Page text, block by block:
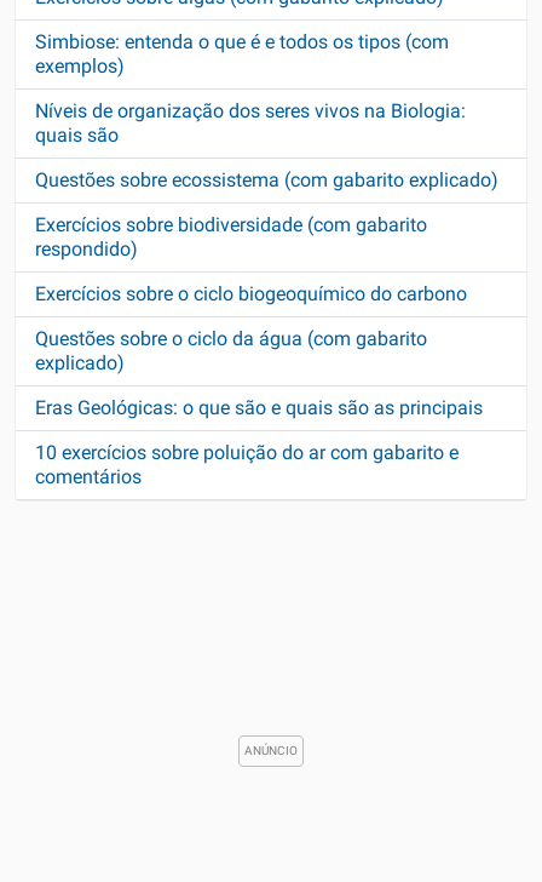
Simbiose: entenda o que é e todos os tipos (com
exemplos)
Níveis de organização dos seres vivos na Biologia:
quais são
Questões sobre ecossistema (com gabarito explicado)
Exercícios sobre biodiversidade (com gabarito
respondido)
Exercícios sobre o ciclo biogeoquímico do carbono
Questões sobre o ciclo da água (com gabarito
explicado)
Eras Geológicas: o que são e quais são as principais
10 exercícios sobre poluição do ar com gabarito e
comentários